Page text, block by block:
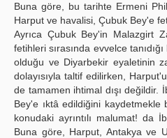
Buna göre, bu tarihte Ermeni
Harput ve havalisi, Çubuk Bey'e
Ayrıca Çubuk Bey'in Malazgirt
fetihleri sırasında evvelce
olduğu ve Diyarbekir eyaletinin
dolayısıyla taltif edilirken,
de tamamen ihtimal dışı değildir.
Bey'e ıktâ edildiğini
konudaki ayrıntılı malumat! da
Buna göre, Harput, Antakya ve